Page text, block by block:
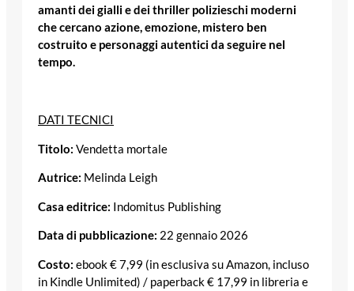
amanti dei gialli e dei thriller polizieschi moderni
che cercano azione, emozione, mistero ben
costruito e personaggi autentici da seguire nel
tempo.
DATI TECNICI
Titolo: Vendetta mortale
Autrice: Melinda Leigh
Casa editrice: Indomitus Publishing
Data di pubblicazione: 22 gennaio 2026
Costo: ebook € 7,99 (in esclusiva su Amazon, incluso
in Kindle Unlimited) / paperback € 17,99 in libreria e